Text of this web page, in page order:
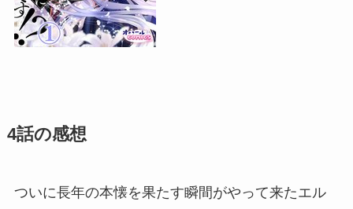
4話の感想
ついに長年の本懐を果たす瞬間がやって来たエル